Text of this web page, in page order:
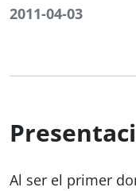
2011-04-03
Al ser el primer